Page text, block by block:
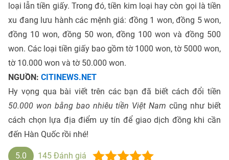
loại lẫn tiền giấy. Trong đó, tiền kim loại hay còn gọi là tiền
xu đang lưu hành các mệnh giá: đồng 1 won, đồng 5 won,
đồng 10 won, đồng 50 won, đồng 100 won và đồng 500
won. Các loại tiền giấy bao gồm tờ 1000 won, tờ 5000 won,
tờ 10.000 won và tờ 50.000 won.
NGUỒN: CITINEWS.NET
Hy vọng qua bài viết trên các bạn đã biết cách đổi tiền
50.000 won bằng bao nhiêu tiền Việt Nam cũng như biết
cách chọn lựa địa điểm uy tín để giao dịch đồng khi cần
đến Hàn Quốc rồi nhé!
5.0 145 Đánh giá